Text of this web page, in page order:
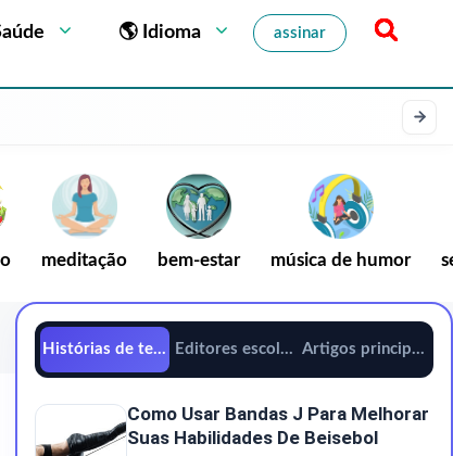
🌎 Idioma assinar
meditação bem-estar música de humor
Histórias de tendênciasEditores escolhemArtigos principais
Como Usar Bandas J Para Melhorar
Suas Habilidades De Beisebol